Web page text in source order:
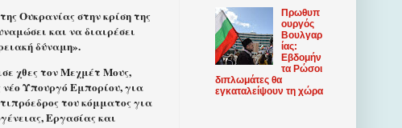
Ουκρανίας στην κρίση της
και να διαιρέσει
δύναμη».
χθες τον Μεχμέτ Μους,
νέο Υπουργό Εμπορίου, για
του κόμματος για
Εργασίας και
Πρωθυπ
ουργός
Βουλγαρ
ίας:
Εβδομήν
τα Ρώσοι
διπλωμάτες θα
εγκαταλείψουν τη χώρα